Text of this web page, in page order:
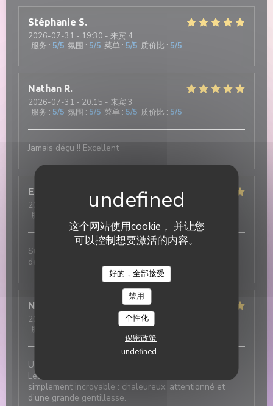
这个网站使用cookie， 并让您
可以控制想要激活的内容。
好的，全部接受
禁用
个性化
保密政策
undefined
Stéphanie S
2026-07-31 - 19:30 - 来宾 4
服务 : 5/5 氛围 : 5/5 菜单 : 5/5 质价比 : 5/5
Nathan R
2026-07-31 - 20:15 - 来宾 3
服务 : 5/5 氛围 : 5/5 菜单 : 5/5 质价比 : 5/5
Jamais déçu !! Excellent
Elisa
2026-07-31
- 19:30 - 来宾 3
服务
Super ambiance, service impeccable et tout est
délicieux !!!
Nicolas
2026-07-31
- 12:30 - 来宾 2
服务
菜单:5/5 质价比
Une excellente adresse italienne au cœur du village !
Les plats sont délicieux et le service est tout
simplement incroyable : chaleureux, attentionné et
d’une grande gentillesse.
DUETTO